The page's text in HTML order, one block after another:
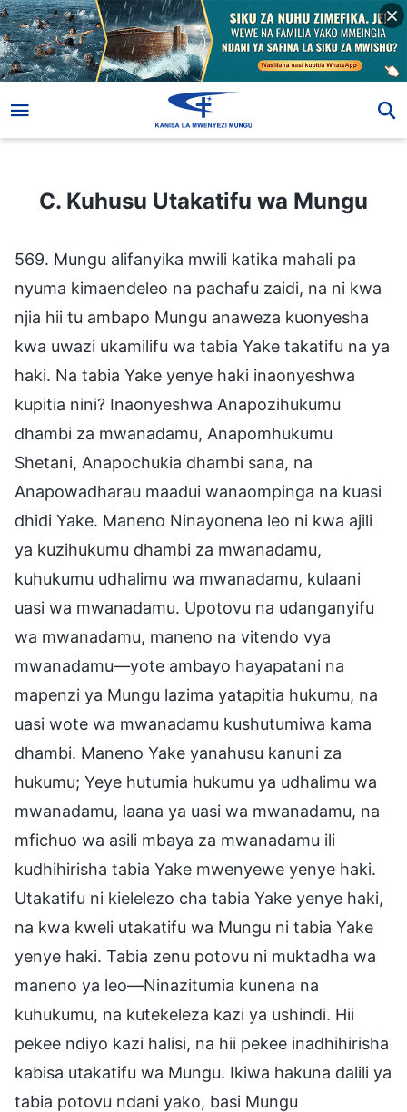
C. Kuhusu Utakatifu wa Mungu
C. Kuhusu Utakatifu wa Mungu
569. Mungu alifanyika mwili katika mahali pa
nyuma kimaendeleo na pachafu zaidi, na ni kwa
njia hii tu ambapo Mungu anaweza kuonyesha
kwa uwazi ukamilifu wa tabia Yake takatifu na ya
haki. Na tabia Yake yenye haki inaonyeshwa
kupitia nini? Inaonyeshwa Anapozihukumu
dhambi za mwanadamu, Anapomhukumu
Shetani, Anapochukia dhambi sana, na
Anapowadharau maadui wanaompinga na kuasi
dhidi Yake. Maneno Ninayonena leo ni kwa ajili
ya kuzihukumu dhambi za mwanadamu,
kuhukumu udhalimu wa mwanadamu, kulaani
uasi wa mwanadamu. Upotovu na udanganyifu
wa mwanadamu, maneno na vitendo vya
mwanadamu—yote ambayo hayapatani na
mapenzi ya Mungu lazima yatapitia hukumu, na
uasi wote wa mwanadamu kushutumiwa kama
dhambi. Maneno Yake yanahusu kanuni za
hukumu; Yeye hutumia hukumu ya udhalimu wa
mwanadamu, laana ya uasi wa mwanadamu, na
mfichuo wa asili mbaya za mwanadamu ili
kudhihirisha tabia Yake mwenyewe yenye haki.
Utakatifu ni kielelezo cha tabia Yake yenye haki,
na kwa kweli utakatifu wa Mungu ni tabia Yake
yenye haki. Tabia zenu potovu ni muktadha wa
maneno ya leo—Ninazitumia kunena na
kuhukumu, na kutekeleza kazi ya ushindi. Hii
pekee ndiyo kazi halisi, na hii pekee inadhihirisha
kabisa utakatifu wa Mungu. Ikiwa hakuna dalili ya
tabia potovu ndani yako, basi Mungu